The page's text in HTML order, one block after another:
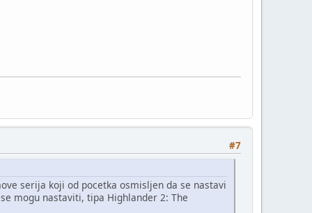
#7
serija koji od pocetka osmisljen da se nastavi
mogu nastaviti, tipa Highlander 2: The